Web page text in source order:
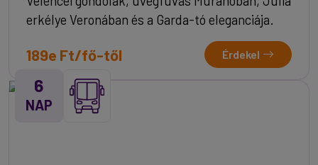
erkélye Veronában és a Garda-tó eleganciája.
189e Ft/fő-től Érdekel
6
NAP